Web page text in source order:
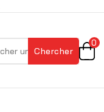
Chercher
0